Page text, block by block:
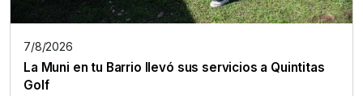
7/8/2026
La Muni en tu Barrio llevó sus servicios a Quintitas
Golf